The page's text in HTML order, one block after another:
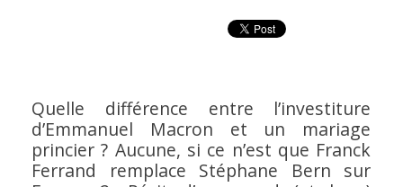
Quelle différence entre l’investiture
d’Emmanuel Macron et un mariage
princier ? Aucune, si ce n’est que Franck
Ferrand remplace Stéphane Bern sur